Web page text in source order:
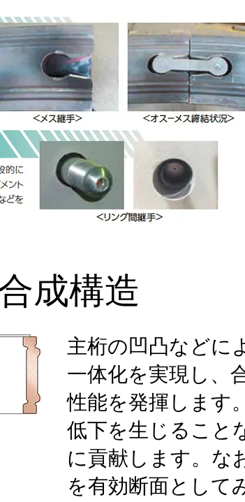
成構造
主桁の凹凸などに
一体化を実現し、
性能を発揮します
低下を生じること
に貢献します。な
を有効断面として